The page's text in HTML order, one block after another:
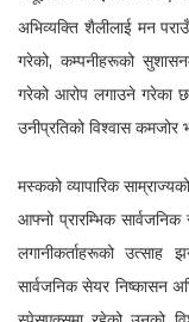
अभिव्यक्ति शैलीलाई मन
गरेको, कम्पनीहरूको
गरेको आरोप लगाउने गरेका
उनीप्रतिको विश्वास
मस्कको व्यापारिक
आफ्नो प्रारम्भिक
लगानीकर्ताहरूको उत्साह
सार्वजनिक सेयर निष्कासन